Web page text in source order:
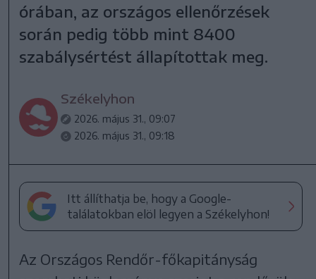
órában, az országos ellenőrzések
során pedig több mint 8400
szabálysértést állapítottak meg.
Székelyhon
2026. május 31., 09:07
2026. május 31., 09:18
Itt állíthatja be, hogy a Google-
találatokban elöl legyen a Székelyhon!
Az Országos Rendőr-főkapitányság